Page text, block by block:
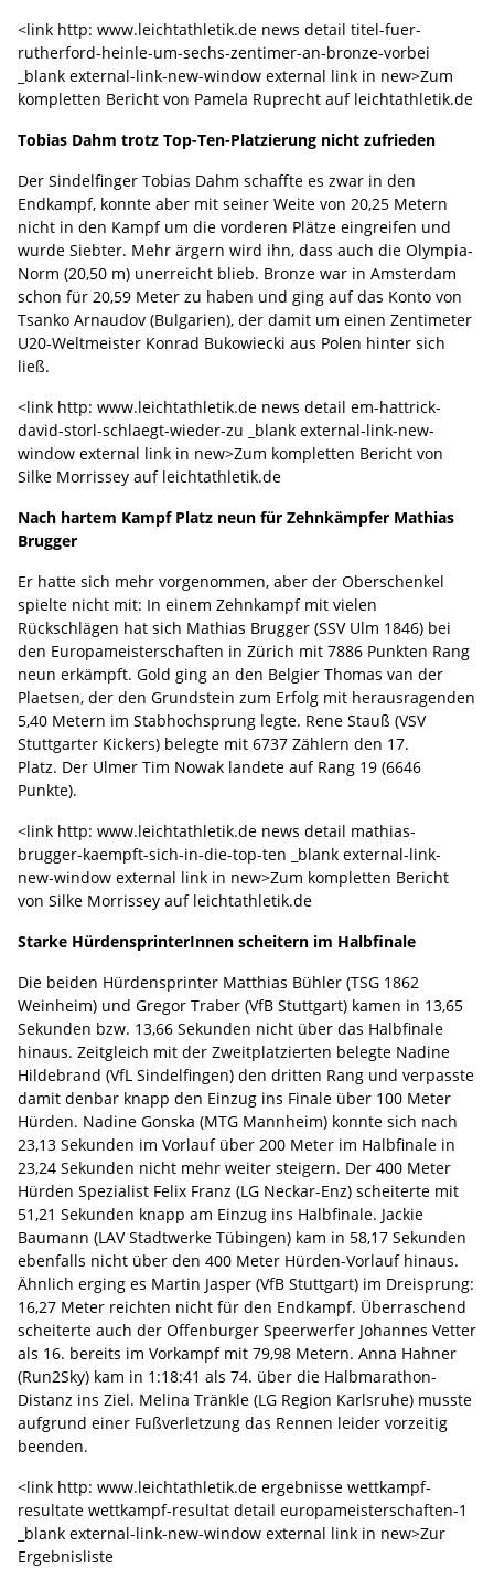
<link http: www.leichtathletik.de news detail titel-fuer-
rutherford-heinle-um-sechs-zentimer-an-bronze-vorbei
_blank external-link-new-window external link in new>Zum
kompletten Bericht von Pamela Ruprecht auf leichtathletik.de
Tobias Dahm trotz Top-Ten-Platzierung nicht zufrieden
Der Sindelfinger Tobias Dahm schaffte es zwar in den
Endkampf, konnte aber mit seiner Weite von 20,25 Metern
nicht in den Kampf um die vorderen Plätze eingreifen und
wurde Siebter. Mehr ärgern wird ihn, dass auch die Olympia-
Norm (20,50 m) unerreicht blieb. Bronze war in Amsterdam
schon für 20,59 Meter zu haben und ging auf das Konto von
Tsanko Arnaudov (Bulgarien), der damit um einen Zentimeter
U20-Weltmeister Konrad Bukowiecki aus Polen hinter sich
ließ.
<link http: www.leichtathletik.de news detail em-hattrick-
david-storl-schlaegt-wieder-zu _blank external-link-new-
window external link in new>Zum kompletten Bericht von
Silke Morrissey auf leichtathletik.de
Nach hartem Kampf Platz neun für Zehnkämpfer Mathias
Brugger
Er hatte sich mehr vorgenommen, aber der Oberschenkel
spielte nicht mit: In einem Zehnkampf mit vielen
Rückschlägen hat sich Mathias Brugger (SSV Ulm 1846) bei
den Europameisterschaften in Zürich mit 7886 Punkten Rang
neun erkämpft. Gold ging an den Belgier Thomas van der
Plaetsen, der den Grundstein zum Erfolg mit herausragenden
5,40 Metern im Stabhochsprung legte. Rene Stauß (VSV
Stuttgarter Kickers) belegte mit 6737 Zählern den 17.
Platz. Der Ulmer Tim Nowak landete auf Rang 19 (6646
Punkte).
<link http: www.leichtathletik.de news detail mathias-
brugger-kaempft-sich-in-die-top-ten _blank external-link-
new-window external link in new>Zum kompletten Bericht
von Silke Morrissey auf leichtathletik.de
Starke HürdensprinterInnen scheitern im Halbfinale
Die beiden Hürdensprinter Matthias Bühler (TSG 1862
Weinheim) und Gregor Traber (VfB Stuttgart) kamen in 13,65
Sekunden bzw. 13,66 Sekunden nicht über das Halbfinale
hinaus. Zeitgleich mit der Zweitplatzierten belegte Nadine
Hildebrand (VfL Sindelfingen) den dritten Rang und verpasste
damit denbar knapp den Einzug ins Finale über 100 Meter
Hürden. Nadine Gonska (MTG Mannheim) konnte sich nach
23,13 Sekunden im Vorlauf über 200 Meter im Halbfinale in
23,24 Sekunden nicht mehr weiter steigern. Der 400 Meter
Hürden Spezialist Felix Franz (LG Neckar-Enz) scheiterte mit
51,21 Sekunden knapp am Einzug ins Halbfinale. Jackie
Baumann (LAV Stadtwerke Tübingen) kam in 58,17 Sekunden
ebenfalls nicht über den 400 Meter Hürden-Vorlauf hinaus.
Ähnlich erging es Martin Jasper (VfB Stuttgart) im Dreisprung:
16,27 Meter reichten nicht für den Endkampf. Überraschend
scheiterte auch der Offenburger Speerwerfer Johannes Vetter
als 16. bereits im Vorkampf mit 79,98 Metern. Anna Hahner
(Run2Sky) kam in 1:18:41 als 74. über die Halbmarathon-
Distanz ins Ziel. Melina Tränkle (LG Region Karlsruhe) musste
aufgrund einer Fußverletzung das Rennen leider vorzeitig
beenden.
<link http: www.leichtathletik.de ergebnisse wettkampf-
resultate wettkampf-resultat detail europameisterschaften-1
_blank external-link-new-window external link in new>Zur
Ergebnisliste